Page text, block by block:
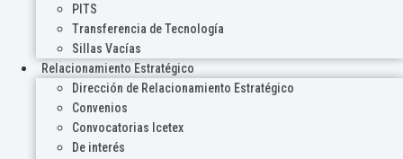
PITS
Transferencia de Tecnología
Sillas Vacías
Relacionamiento Estratégico
Dirección de Relacionamiento Estratégico
Convenios
Convocatorias Icetex
De interés